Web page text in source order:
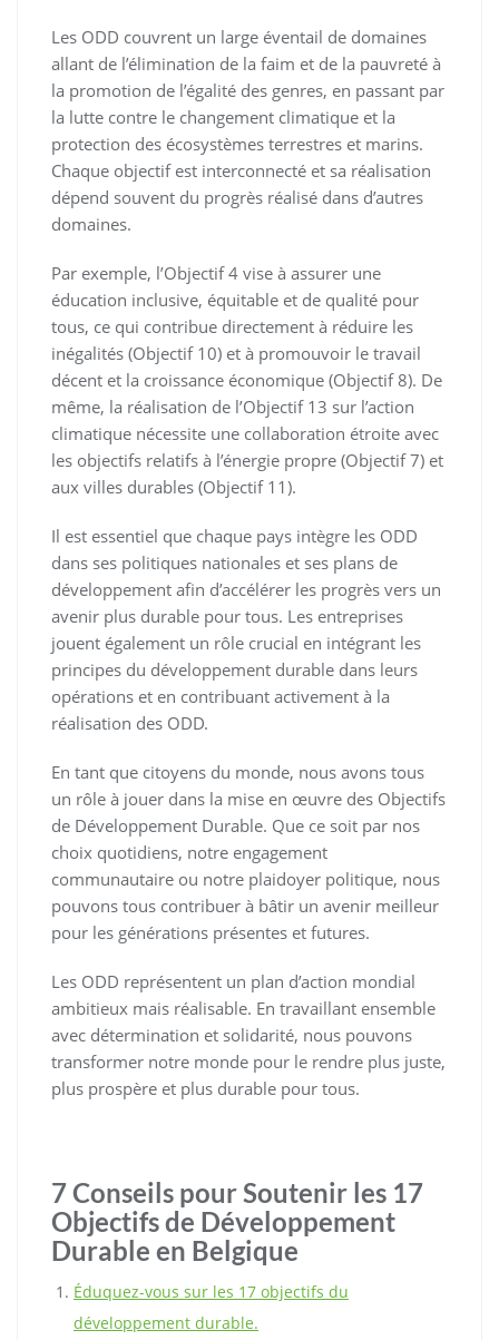
Les ODD couvrent un large éventail de domaines
allant de l’élimination de la faim et de la pauvreté à
la promotion de l’égalité des genres, en passant par
la lutte contre le changement climatique et la
protection des écosystèmes terrestres et marins.
Chaque objectif est interconnecté et sa réalisation
dépend souvent du progrès réalisé dans d’autres
domaines.
Par exemple, l’Objectif 4 vise à assurer une
éducation inclusive, équitable et de qualité pour
tous, ce qui contribue directement à réduire les
inégalités (Objectif 10) et à promouvoir le travail
décent et la croissance économique (Objectif 8). De
même, la réalisation de l’Objectif 13 sur l’action
climatique nécessite une collaboration étroite avec
les objectifs relatifs à l’énergie propre (Objectif 7) et
aux villes durables (Objectif 11).
Il est essentiel que chaque pays intègre les ODD
dans ses politiques nationales et ses plans de
développement afin d’accélérer les progrès vers un
avenir plus durable pour tous. Les entreprises
jouent également un rôle crucial en intégrant les
principes du développement durable dans leurs
opérations et en contribuant activement à la
réalisation des ODD.
En tant que citoyens du monde, nous avons tous
un rôle à jouer dans la mise en œuvre des Objectifs
de Développement Durable. Que ce soit par nos
choix quotidiens, notre engagement
communautaire ou notre plaidoyer politique, nous
pouvons tous contribuer à bâtir un avenir meilleur
pour les générations présentes et futures.
Les ODD représentent un plan d’action mondial
ambitieux mais réalisable. En travaillant ensemble
avec détermination et solidarité, nous pouvons
transformer notre monde pour le rendre plus juste,
plus prospère et plus durable pour tous.
7 Conseils pour Soutenir les 17
Objectifs de Développement
Durable en Belgique
Éduquez-vous sur les 17 objectifs du
développement durable.